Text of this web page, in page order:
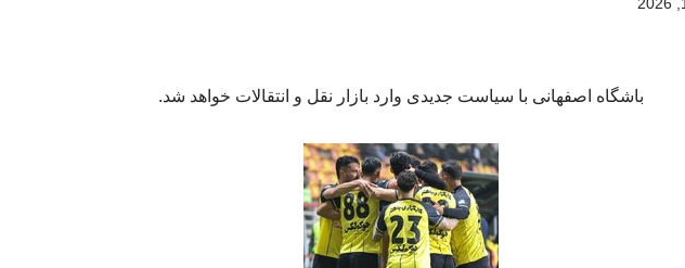
باشگاه اصفهانی با سیاست جدیدی وارد بازار نقل و انتقالات خواهد شد.